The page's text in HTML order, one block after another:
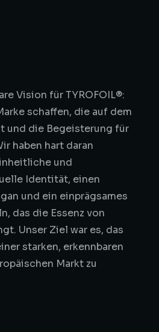
Vision für TYROFOIL®:
schaffen, die auf dem
und die Begeisterung für
haben hart daran
und
Identität, einen
und ein einprägsames
das die Essenz von
Unser Ziel war es, das
starken, erkennbaren
Markt zu